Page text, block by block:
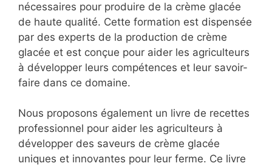
nécessaires pour produire de la crème glacée
de haute qualité. Cette formation est dispensée
par des experts de la production de crème
glacée et est conçue pour aider les agriculteurs
à développer leurs compétences et leur savoir-
faire dans ce domaine.
Nous proposons également un livre de recettes
professionnel pour aider les agriculteurs à
développer des saveurs de crème glacée
uniques et innovantes pour leur ferme. Ce livre